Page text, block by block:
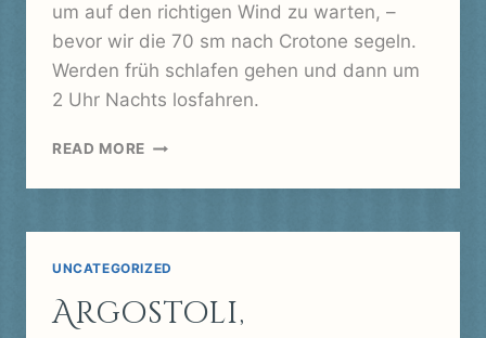
um auf den richtigen Wind zu warten, –
bevor wir die 70 sm nach Crotone segeln.
Werden früh schlafen gehen und dann um
2 Uhr Nachts losfahren.
READ MORE SANTA
DI
UNCATEGORIZED
Argostoli,